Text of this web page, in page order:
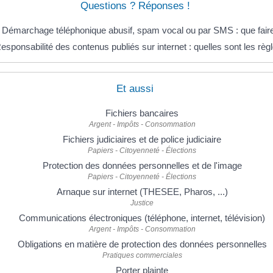
Questions ? Réponses !
Démarchage téléphonique abusif, spam vocal ou par SMS : que
des contenus publiés sur internet : quelles sont les
Et aussi
Fichiers bancaires
Argent - Impôts - Consommation
Fichiers judiciaires et de police judiciaire
Papiers - Citoyenneté - Élections
Protection des données personnelles et de l'image
Papiers - Citoyenneté - Élections
Arnaque sur internet (THESEE, Pharos, ...)
Justice
Communications électroniques (téléphone, internet, télévision)
Argent - Impôts - Consommation
Obligations en matière de protection des données personnelles
Pratiques commerciales
Porter plainte